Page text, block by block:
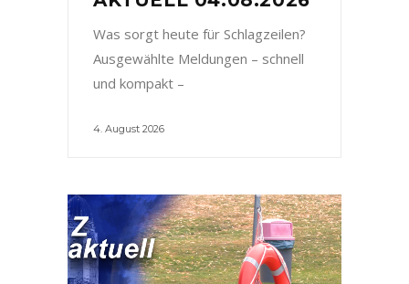
Was sorgt heute für Schlagzeilen?
Ausgewählte Meldungen – schnell
und kompakt –
4. August 2026